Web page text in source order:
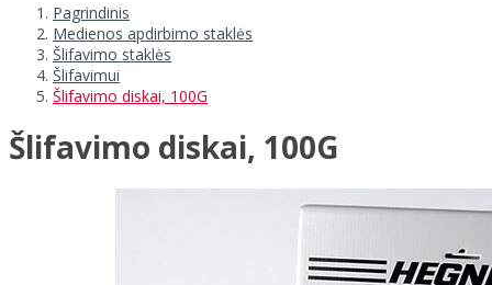
Pagrindinis
Medienos apdirbimo staklės
Šlifavimo staklės
Šlifavimui
Šlifavimo diskai, 100G
Šlifavimo diskai, 100G